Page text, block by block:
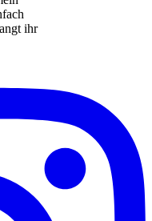
ihr